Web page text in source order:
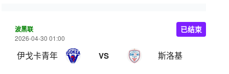
波黑联
2026-04-30 01:00
伊戈卡青年 VS 斯洛基
已结束